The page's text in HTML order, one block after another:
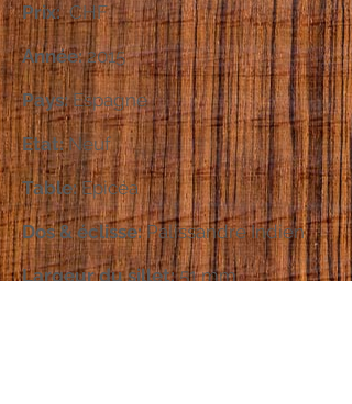
Prix:CHF
Année:2015
Pays:Espagne
Etat:Neuf
Table:Epicéa
Dos & éclisse:Palissandre Indien
Largeur du sillet:51 mm